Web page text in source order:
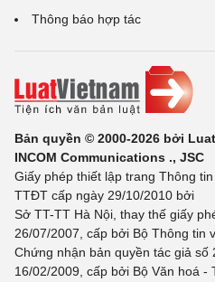
Thông báo hợp tác
Bản quyền © 2000-2026 bởi
INCOM Communications ., JSC
Giấy phép thiết lập trang Thông
TTĐT cấp ngày 29/10/2010 bởi
Sở TT-TT Hà Nội, thay thế giấy
26/07/2007, cấp bởi Bộ Thông tin
Chứng nhận bản quyền tác giả số
16/02/2009, cấp bởi Bộ Văn hoá -